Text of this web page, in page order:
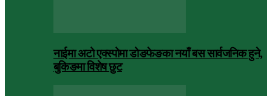
नाईमा अटो एक्स्पोमा डोङफेङका नयाँ बस सार्वजनिक हुने,
बुकिङमा विशेष छुट